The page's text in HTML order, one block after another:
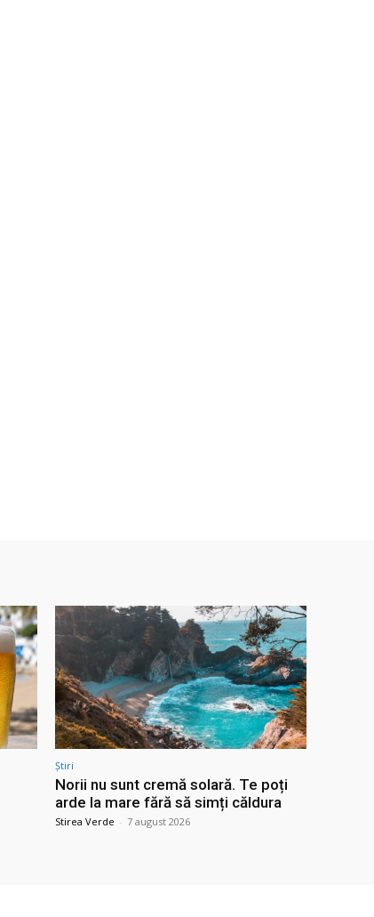
Știri
Norii nu sunt cremă solară. Te poți
arde la mare fără să simți căldura
Stirea Verde - 7 august 2026